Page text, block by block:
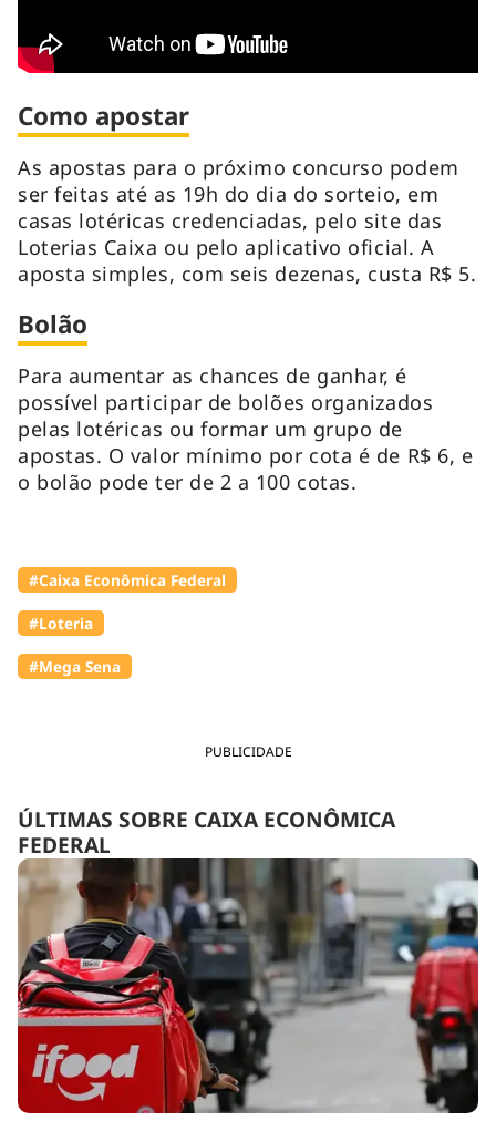
PUBLICIDADE
ÚLTIMAS SOBRE CAIXA ECONÔMICA
FEDERAL
Como apostar
As apostas para o próximo concurso podem
ser feitas até as 19h do dia do sorteio, em
casas lotéricas credenciadas, pelo site das
Loterias Caixa ou pelo aplicativo oficial. A
aposta simples, com seis dezenas, custa R$ 5.
Bolão
Para aumentar as chances de ganhar, é
possível participar de bolões organizados
pelas lotéricas ou formar um grupo de
apostas. O valor mínimo por cota é de R$ 6, e
o bolão pode ter de 2 a 100 cotas.
#Caixa Econômica Federal
#Loteria
#Mega Sena